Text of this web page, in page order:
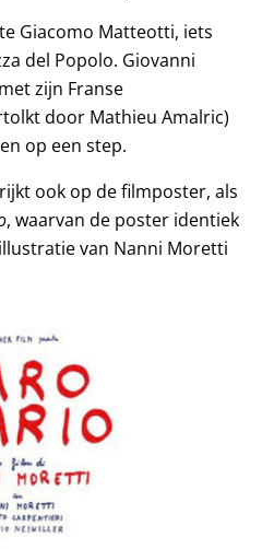
Giacomo Matteotti, iets
del Popolo. Giovanni
zijn Franse
door Mathieu Amalric)
op een step.
ook op de filmposter, als
, waarvan de poster identiek
van Nanni Moretti